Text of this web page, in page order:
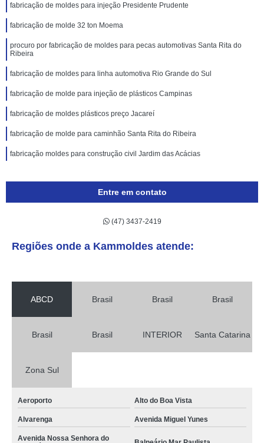
fabricação de moldes para injeção Presidente Prudente
fabricação de molde 32 ton Moema
procuro por fabricação de moldes para pecas automotivas Santa Rita do
Ribeira
fabricação de moldes para linha automotiva Rio Grande do Sul
fabricação de molde para injeção de plásticos Campinas
fabricação de moldes plásticos preço Jacareí
fabricação de molde para caminhão Santa Rita do Ribeira
fabricação moldes para construção civil Jardim das Acácias
Entre em contato
(47) 3437-2419
Regiões onde a Kammoldes atende:
ABCD Brasil Brasil Brasil
Brasil Brasil INTERIOR Santa Catarina
Zona Sul
Aeroporto Alto do Boa Vista
Alvarenga Avenida Miguel Yunes
Avenida Nossa Senhora do